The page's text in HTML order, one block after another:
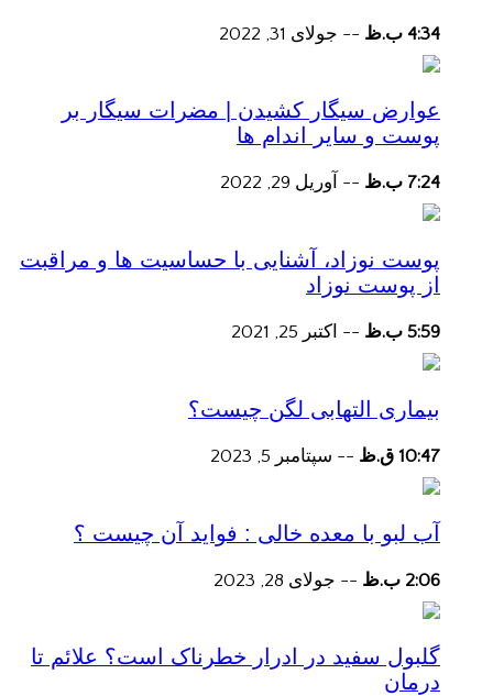
4:34 ب.ظ -- جولای 31, 2022
عوارض سیگار کشیدن | مضرات سیگار بر
پوست و سایر اندام ها
7:24 ب.ظ -- آوریل 29, 2022
پوست نوزاد، آشنایی با حساسیت ها و مراقبت
از پوست نوزاد
5:59 ب.ظ -- اکتبر 25, 2021
بیماری التهابی لگن چیست؟
10:47 ق.ظ -- سپتامبر 5, 2023
آب لبو با معده خالی : فواید آن چیست ؟
2:06 ب.ظ -- جولای 28, 2023
گلبول سفید در ادرار خطرناک است؟ علائم تا
درمان